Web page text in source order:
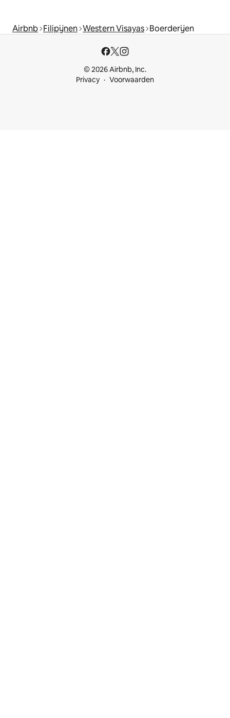
Airbnb Filipijnen Western Visayas Boerderijen
© 2026 Airbnb, Inc.
Privacy
Voorwaarden